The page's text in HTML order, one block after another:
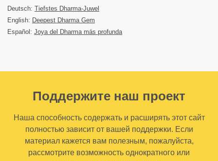
Deutsch: Tiefstes Dharma-Juwel
English: Deepest Dharma Gem
Español: Joya del Dharma más profunda
Поддержите наш проект
Наша способность содержать и расширять этот сайт
полностью зависит от вашей поддержки. Если
материал кажется вам полезным, пожалуйста,
рассмотрите возможность однократного или